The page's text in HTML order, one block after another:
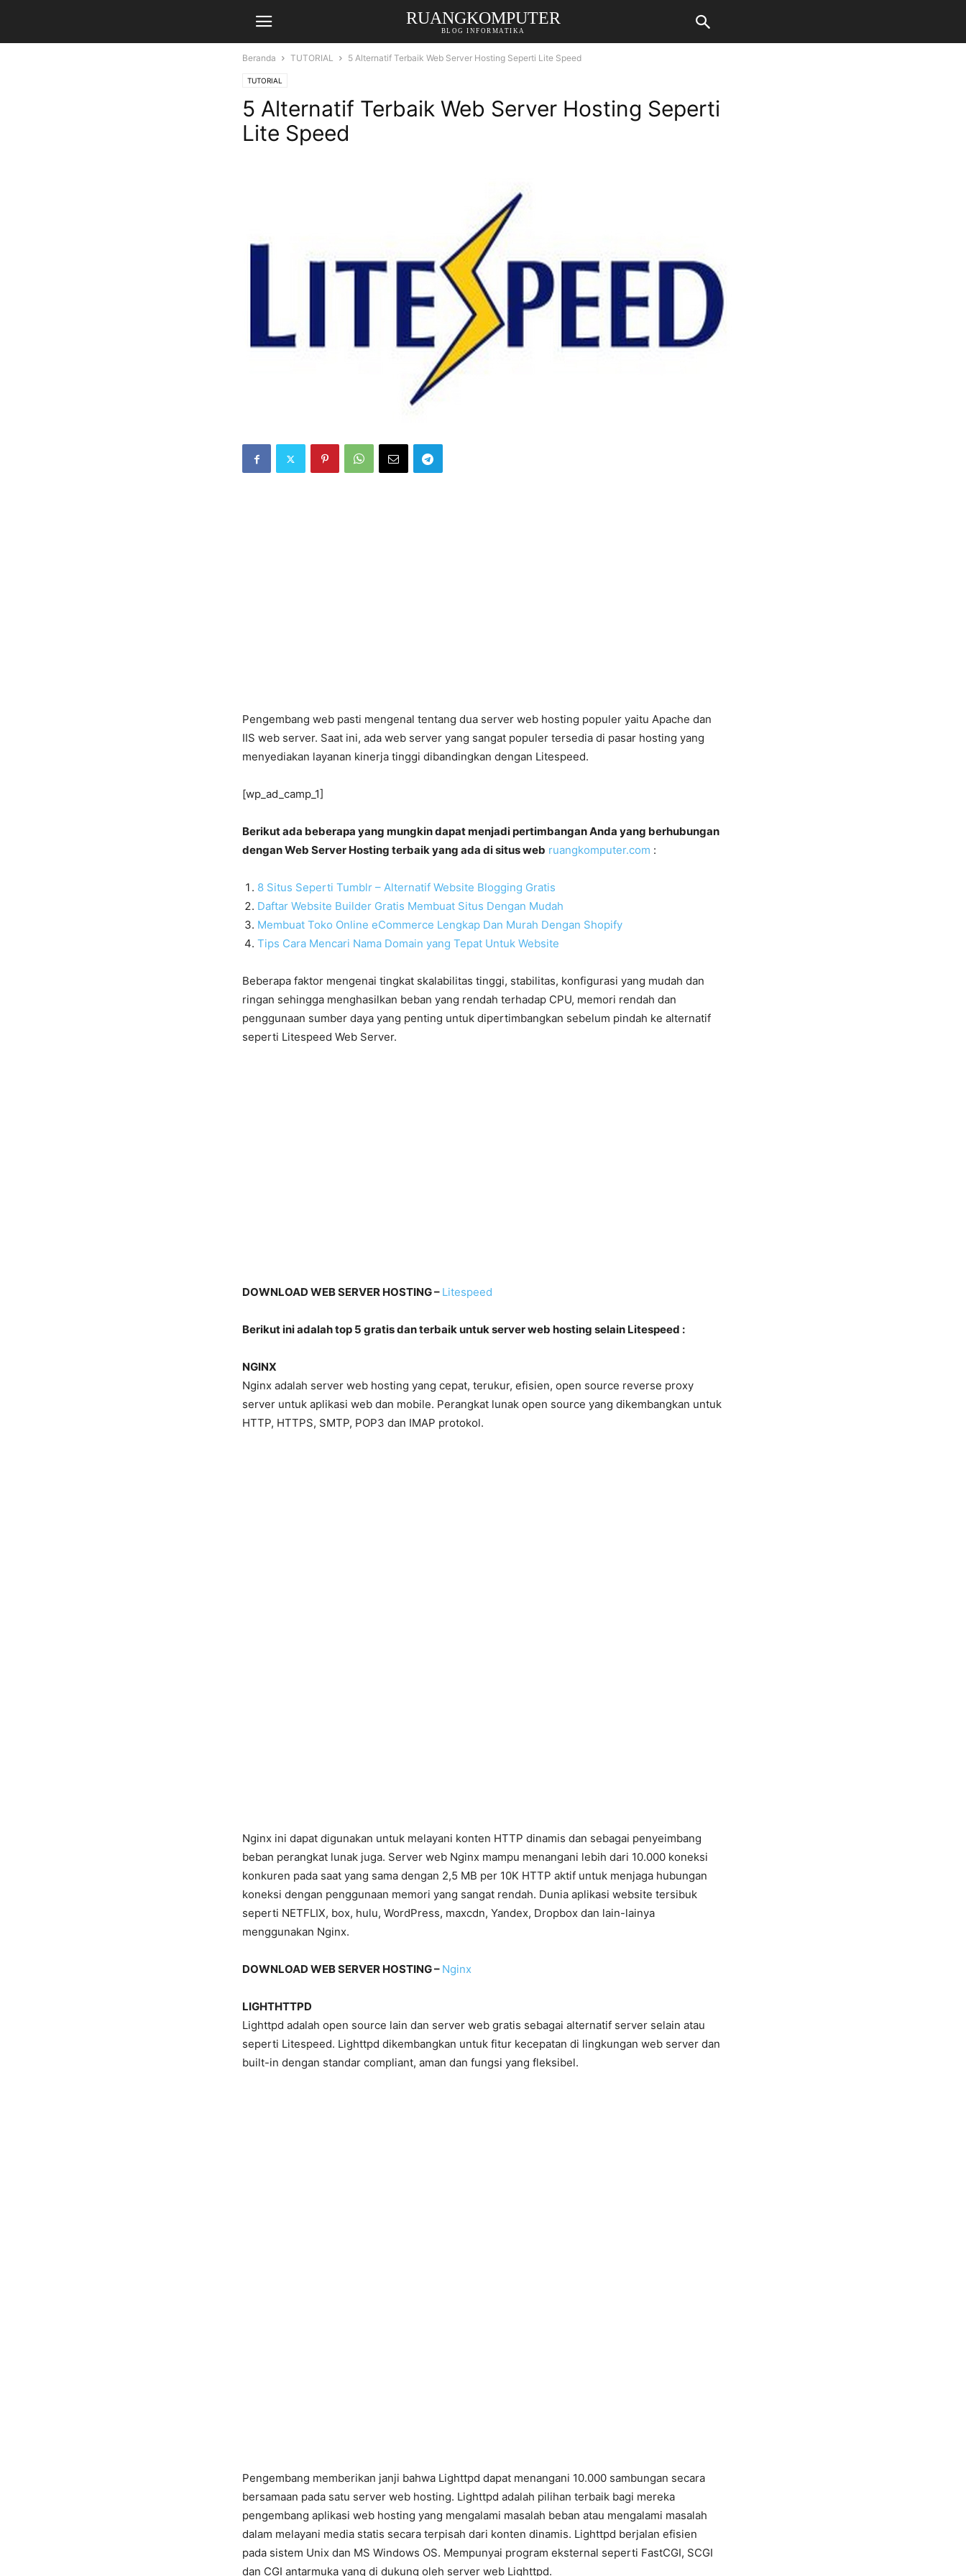
RUANGKOMPUTER
BLOG INFORMATIKA
Beranda TUTORIAL 5 Alternatif Terbaik Web Server Hosting Seperti Lite Speed
TUTORIAL
5 Alternatif Terbaik Web Server Hosting Seperti
Lite Speed
Pengembang web pasti mengenal tentang dua server web hosting populer yaitu Apache dan
IIS web server. Saat ini, ada web server yang sangat populer tersedia di pasar hosting yang
menyediakan layanan kinerja tinggi dibandingkan dengan Litespeed.
[wp_ad_camp_1]
Berikut ada beberapa yang mungkin dapat menjadi pertimbangan Anda yang berhubungan
dengan Web Server Hosting terbaik yang ada di situs web ruangkomputer.com :
8 Situs Seperti Tumblr – Alternatif Website Blogging Gratis
Daftar Website Builder Gratis Membuat Situs Dengan Mudah
Membuat Toko Online eCommerce Lengkap Dan Murah Dengan Shopify
Tips Cara Mencari Nama Domain yang Tepat Untuk Website
Beberapa faktor mengenai tingkat skalabilitas tinggi, stabilitas, konfigurasi yang mudah dan
ringan sehingga menghasilkan beban yang rendah terhadap CPU, memori rendah dan
penggunaan sumber daya yang penting untuk dipertimbangkan sebelum pindah ke alternatif
seperti Litespeed Web Server.
DOWNLOAD WEB SERVER HOSTING – Litespeed
Berikut ini adalahtop 5 gratis dan terbaik untuk server web hosting selain Litespeed :
NGINX
Nginx adalah server web hosting yang cepat, terukur, efisien, open source reverse proxy
server untuk aplikasi web dan mobile. Perangkat lunak open source yang dikembangkan untuk
HTTP, HTTPS, SMTP, POP3 dan IMAP protokol.
Nginx ini dapat digunakan untuk melayani konten HTTP dinamis dan sebagai penyeimbang
beban perangkat lunak juga. Server web Nginx mampu menangani lebih dari 10.000 koneksi
konkuren pada saat yang sama dengan 2,5 MB per 10K HTTP aktif untuk menjaga hubungan
koneksi dengan penggunaan memori yang sangat rendah. Dunia aplikasi website tersibuk
seperti NETFLIX, box, hulu, WordPress, maxcdn, Yandex, Dropbox dan lain-lainya
menggunakan Nginx.
DOWNLOAD WEB SERVER HOSTING – Nginx
LIGHTHTTPD
Lighttpd adalah open source lain dan server web gratis sebagai alternatif server selain atau
seperti Litespeed. Lighttpd dikembangkan untuk fitur kecepatan di lingkungan web server dan
built-in dengan standar compliant, aman dan fungsi yang fleksibel.
Pengembang memberikan janji bahwa Lighttpd dapat menangani 10.000 sambungan secara
bersamaan pada satu server web hosting. Lighttpd adalah pilihan terbaik bagi mereka
pengembang aplikasi web hosting yang mengalami masalah beban atau mengalami masalah
dalam melayani media statis secara terpisah dari konten dinamis. Lighttpd berjalan efisien
pada sistem Unix dan MS Windows OS. Mempunyai program eksternal seperti FastCGI, SCGI
dan CGI antarmuka yang di dukung oleh server web Lighttpd.